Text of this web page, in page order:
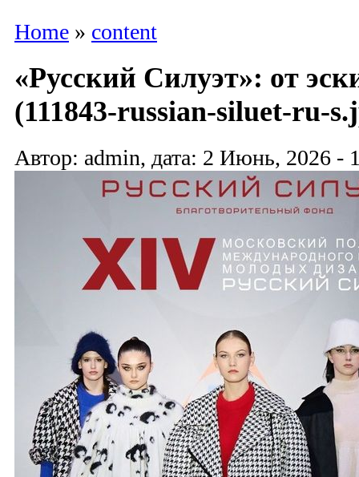
Home » content
«Русский Силуэт»: от
(111843-russian-siluet-ru-
Автор: admin, дата: 2 Июнь, 2026 -